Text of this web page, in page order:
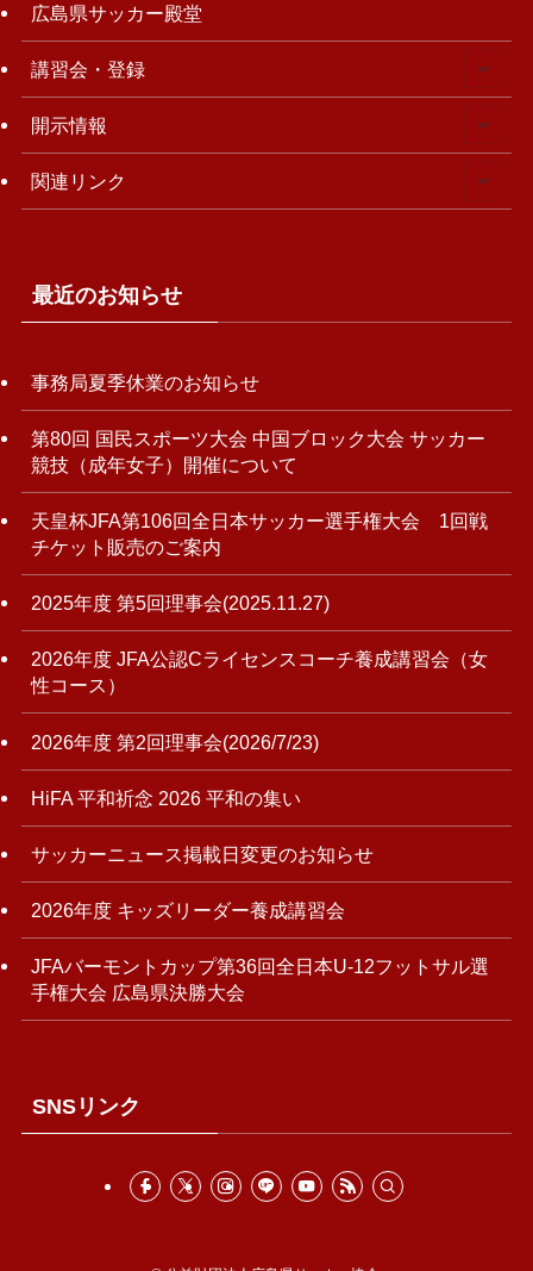
広島県サッカー殿堂
講習会・登録
開示情報
関連リンク
最近のお知らせ
事務局夏季休業のお知らせ
第80回 国民スポーツ大会 中国ブロック大会 サッカー
競技（成年女子）開催について
天皇杯JFA第106回全日本サッカー選手権大会 1回戦
チケット販売のご案内
2025年度 第5回理事会(2025.11.27)
2026年度 JFA公認Cライセンスコーチ養成講習会（女
性コース）
2026年度 第2回理事会(2026/7/23)
HiFA 平和祈念 2026 平和の集い
サッカーニュース掲載日変更のお知らせ
2026年度 キッズリーダー養成講習会
JFAバーモントカップ第36回全日本U-12フットサル選
手権大会 広島県決勝大会
SNSリンク